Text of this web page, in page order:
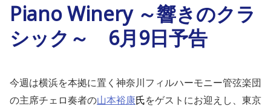
Piano Winery ～響きのクラ
シック～ 6月9日予告
今週は横浜を本拠に置く神奈川フィルハーモニー管弦楽団
の主席チェロ奏者の山本裕康氏をゲストにお迎えし、東京